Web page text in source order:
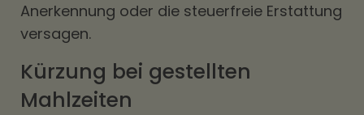
Anerkennung oder die steuerfreie Erstattung
versagen.
Kürzung bei gestellten
Mahlzeiten